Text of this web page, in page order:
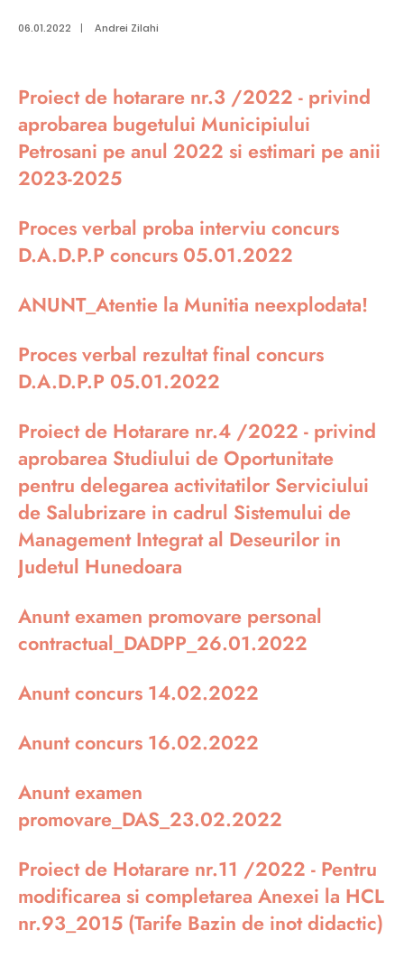
06.01.2022 | Andrei Zilahi
Proiect de hotarare nr.3 /2022 - privind
aprobarea bugetului Municipiului
Petrosani pe anul 2022 si estimari pe anii
2023-2025
Proces verbal proba interviu concurs
D.A.D.P.P concurs 05.01.2022
ANUNT_Atentie la Munitia neexplodata!
Proces verbal rezultat final concurs
D.A.D.P.P 05.01.2022
Proiect de Hotarare nr.4 /2022 - privind
aprobarea Studiului de Oportunitate
pentru delegarea activitatilor Serviciului
de Salubrizare in cadrul Sistemului de
Management Integrat al Deseurilor in
Judetul Hunedoara
Anunt examen promovare personal
contractual_DADPP_26.01.2022
Anunt concurs 14.02.2022
Anunt concurs 16.02.2022
Anunt examen
promovare_DAS_23.02.2022
Proiect de Hotarare nr.11 /2022 - Pentru
modificarea si completarea Anexei la HCL
nr.93_2015 (Tarife Bazin de inot didactic)